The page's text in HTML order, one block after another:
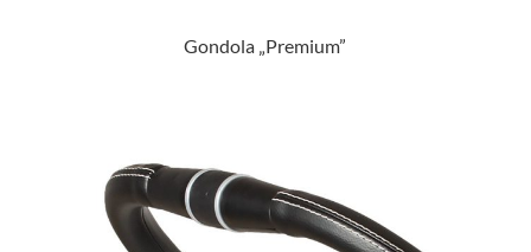
Gondola „Premium”